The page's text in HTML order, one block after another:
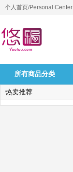
个人首页/Personal Center
所有商品分类
热卖推荐